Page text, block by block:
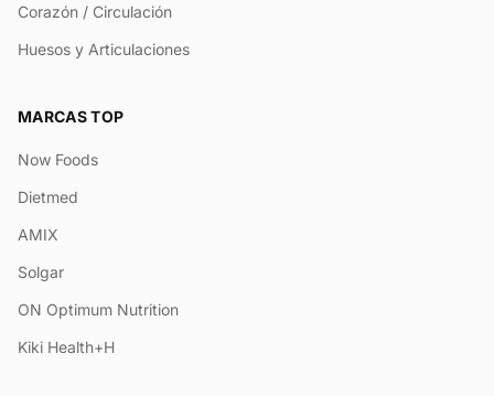
Corazón / Circulación
Huesos y Articulaciones
MARCAS TOP
Now Foods
Dietmed
AMIX
Solgar
ON Optimum Nutrition
Kiki Health+H